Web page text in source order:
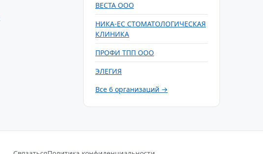
ВЕСТА ООО
НИКА-ЕС СТОМАТОЛОГИЧЕСКАЯ
КЛИНИКА
ПРОФИ ТПП ООО
ЭЛЕГИЯ
Все 6 организаций →